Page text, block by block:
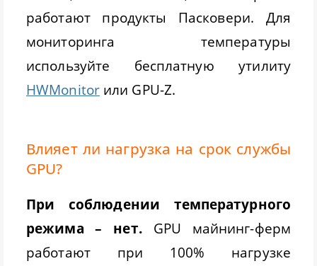
работают продукты Пасковери. Для
мониторинга температуры
используйте бесплатную утилиту
HWMonitorили GPU-Z.
Влияет ли нагрузка на срок службы
GPU?
При соблюдении температурного
режима – нет.GPU майнинг-ферм
работают при 100% нагрузке